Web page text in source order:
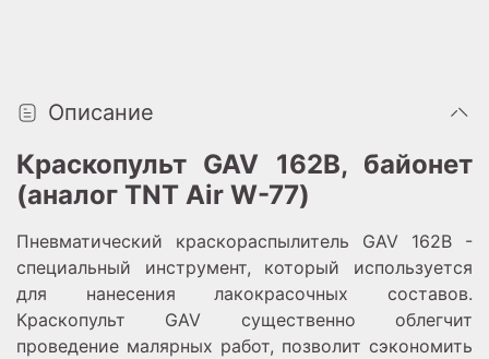
Описание
Краскопульт GAV 162B, байонет
(аналог TNT Air W-77)
Пневматический краскораспылитель GAV 162B -
специальный инструмент, который используется
для нанесения лакокрасочных составов.
Краскопульт GAV существенно облегчит
проведение малярных работ, позволит сэкономить